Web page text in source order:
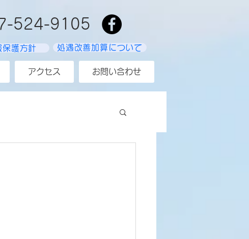
524-9105
保護方針 処遇改善加算について
アクセス お問い合わせ